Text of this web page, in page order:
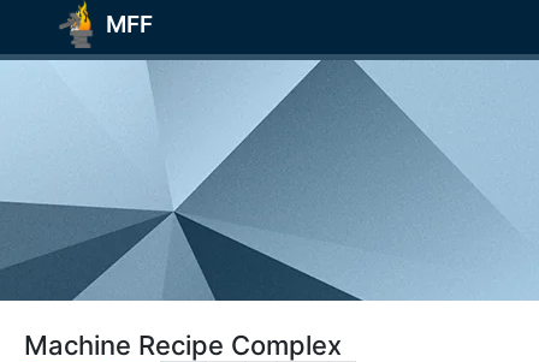
MFF
Machine Recipe Complex